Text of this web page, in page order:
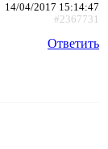
14/04/2017 15:14:47
#2367731
Ответить